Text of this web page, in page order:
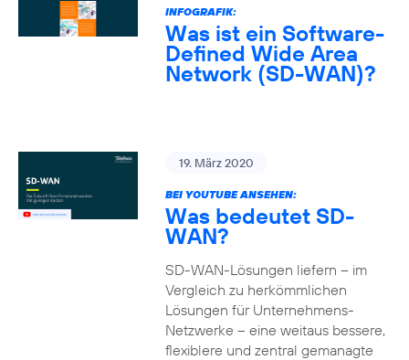
INFOGRAFIK:
Was ist ein Software-
Defined Wide Area
Network (SD-WAN)?
19. März 2020
BEI YOUTUBE ANSEHEN:
Was bedeutet SD-
WAN?
SD-WAN-Lösungen liefern – im
Vergleich zu herkömmlichen
Lösungen für Unternehmens-
Netzwerke – eine weitaus bessere,
flexiblere und zentral gemanagte